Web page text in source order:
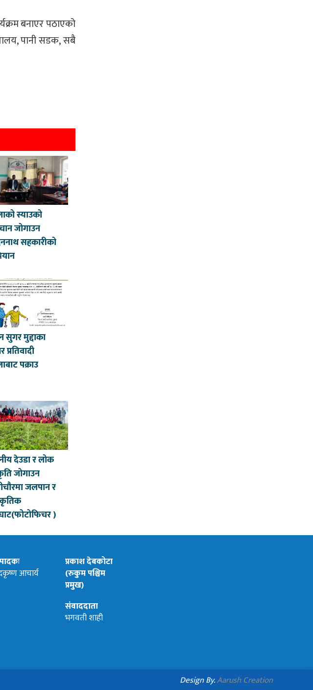
बनाएर पठाएको
पानी सडक, सबै
स्याउको
जोगाउन
सहकारीको
सुगर मुद्दाका
प्रतिवादी
पक्राउ
देउडा र लोक
जोगाउन
जलपान र
)
आचार्य
प्रकाश देबकोटा
(रुकुम पश्चिम
प्रमुख)
संवाददाता
भगवती शाही
Design By.Aarush Creation